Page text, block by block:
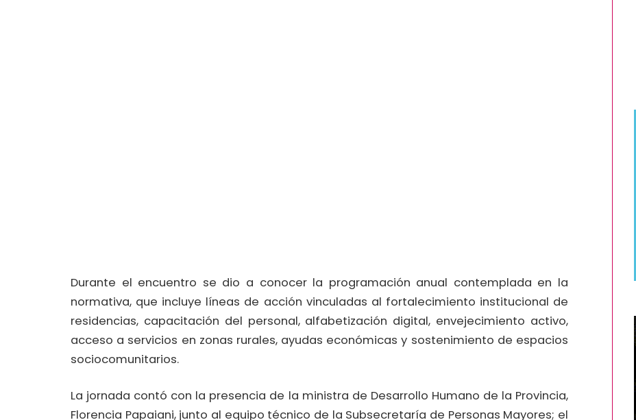
Durante el encuentro se dio a conocer la programación anual contemplada en la
normativa, que incluye líneas de acción vinculadas al fortalecimiento institucional de
residencias, capacitación del personal, alfabetización digital, envejecimiento activo,
acceso a servicios en zonas rurales, ayudas económicas y sostenimiento de espacios
sociocomunitarios.
La jornada contó con la presencia de la ministra de Desarrollo Humano de la Provincia,
Florencia Papaiani, junto al equipo técnico de la Subsecretaría de Personas Mayores; el